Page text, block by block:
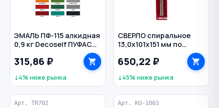
ЭМАЛЬ ПФ-115 алкидная
0,9 кг Decoself ПУФАС
315,86 ₽
↓4% ниже рынка
СВЕРЛО спиральное
13,0х101х151 мм по
Р6М5К5 цилиндр
650,22 ₽
↓45% ниже рынка
Арт. TR702 Арт. KU-1003